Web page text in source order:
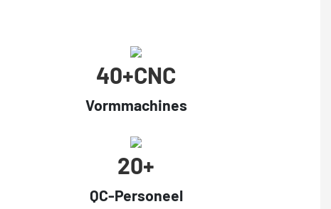
40+cNC
Vormmachines
20+
QC-Personeel